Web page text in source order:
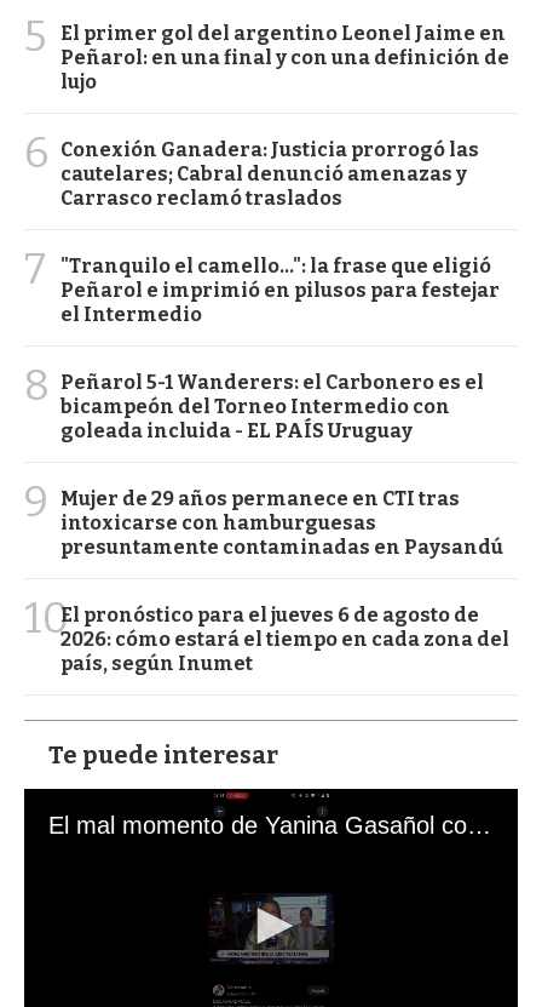
5
El primer gol del argentino Leonel Jaime en
Peñarol: en una final y con una definición de
lujo
6
Conexión Ganadera: Justicia prorrogó las
cautelares; Cabral denunció amenazas y
Carrasco reclamó traslados
7
"Tranquilo el camello...": la frase que eligió
Peñarol e imprimió en pilusos para festejar
el Intermedio
8
Peñarol 5-1 Wanderers: el Carbonero es el
bicampeón del Torneo Intermedio con
goleada incluida - EL PAÍS Uruguay
9
Mujer de 29 años permanece en CTI tras
intoxicarse con hamburguesas
presuntamente contaminadas en Paysandú
10El pronóstico para el jueves 6 de agosto de
2026: cómo estará el tiempo en cada zona del
país, según Inumet
Te puede interesar
El mal momento de Yanina Gasañol con un hincha argentino en "Subrayado"